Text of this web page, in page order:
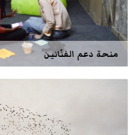
منحة دعم الفنّانين